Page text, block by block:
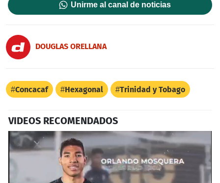
Unirme al canal de noticias
DOUGLAS ORELLANA
Concacaf Hexagonal Trinidad y Tobago
VIDEOS RECOMENDADOS